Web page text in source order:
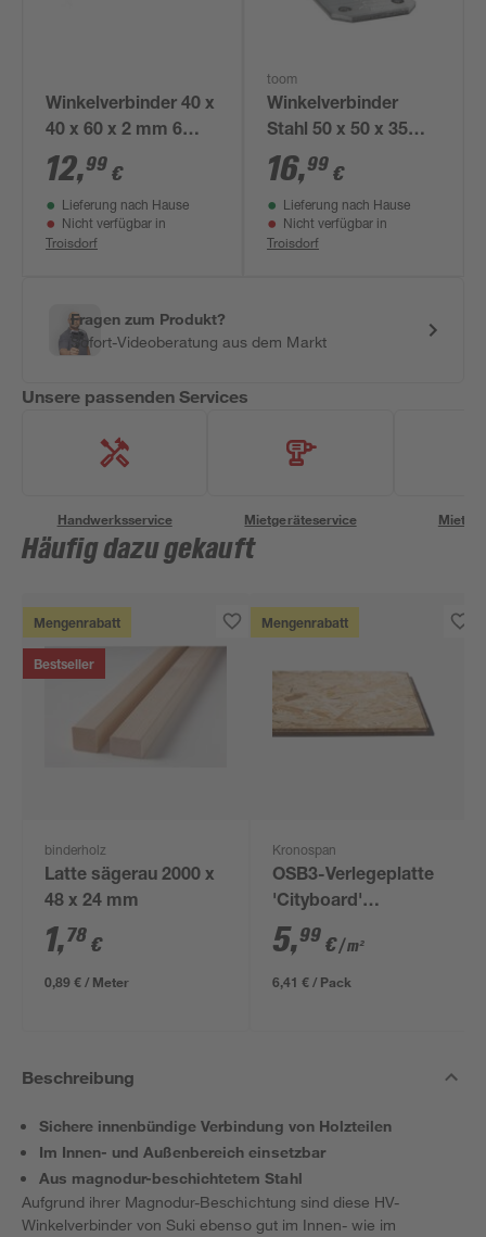
Winkelverbinder 40 x
40 x 60 x 2 mm 6
Stück
12,99 €
Lieferung nach Hause
Nicht verfügbar in
Troisdorf
toom
Winkelverbinder
Stahl 50 x 50 x 35
mm 25 Stück
16,99 €
Lieferung nach Hause
Nicht verfügbar in
Troisdorf
Fragen zum Produkt?
Sofort-Videoberatung aus dem Markt
Unsere passenden Services
Handwerksservice Mietgeräteservice
Häufig dazu gekauft
Mengenrabatt
Bestseller
binderholz
Latte sägerau 2000 x
48 x 24 mm
1,78 €
0,89 € / Meter
Mengenrabatt
Kronospan
OSB3-Verlegeplatte
'Cityboard'
ungeschliffen 1690 x
634 x 12 mm
5,99 €/ m²
6,41 € / Pack
Beschreibung
Sichere innenbündige Verbindung von Holzteilen
Im Innen- und Außenbereich einsetzbar
Aus magnodur-beschichtetem Stahl
Aufgrund ihrer Magnodur-Beschichtung sind diese HV-
Winkelverbinder von Suki ebenso gut im Innen- wie im